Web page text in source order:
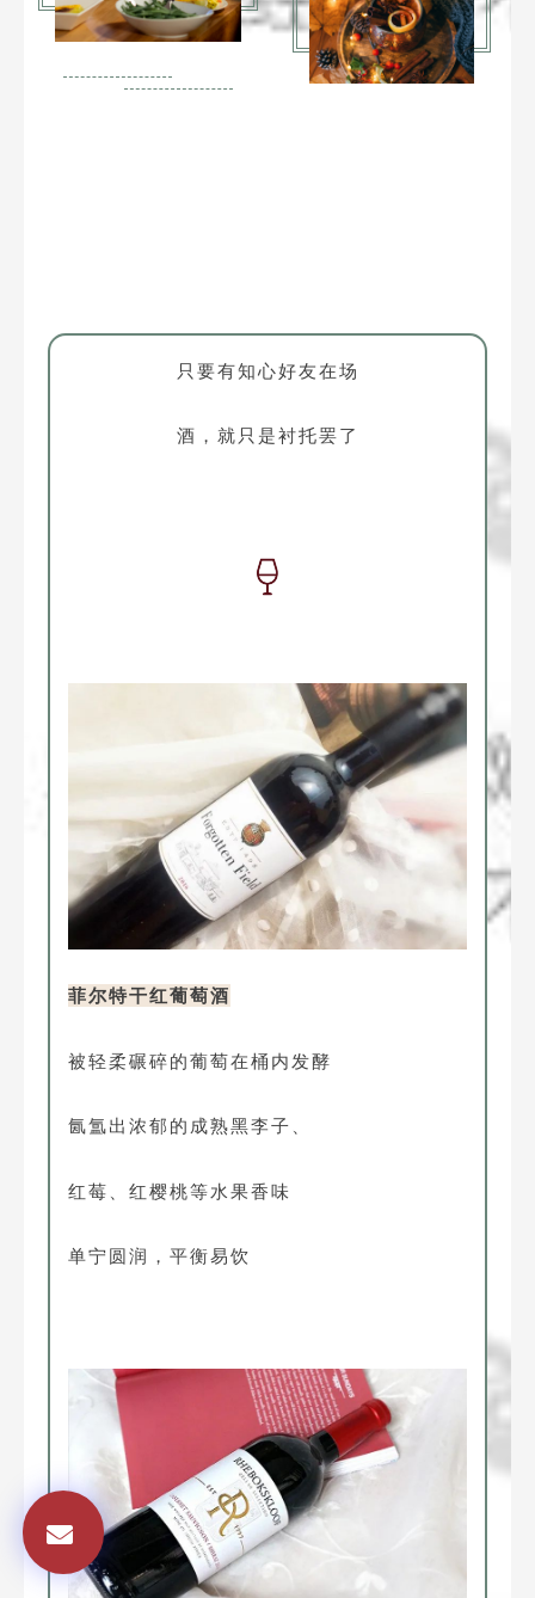
只要有知心好友在场
酒，就只是衬托罢了
菲尔特干红葡萄酒
被轻柔碾碎的葡萄在桶内发酵
氤氲出浓郁的成熟黑李子、
红莓、红樱桃等水果香味
单宁圆润，平衡易饮